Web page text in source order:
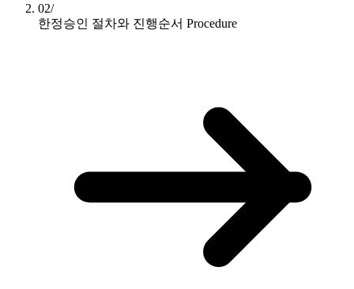
02/
한정승인 절차와 진행순서 Procedure